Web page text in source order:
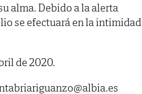
alma. Debido a la alerta
se efectuará en la intimidad
de 2020.